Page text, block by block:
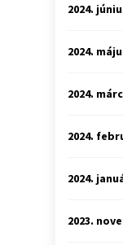
2024.
2024.
2024.
2024.
2024.
2023.